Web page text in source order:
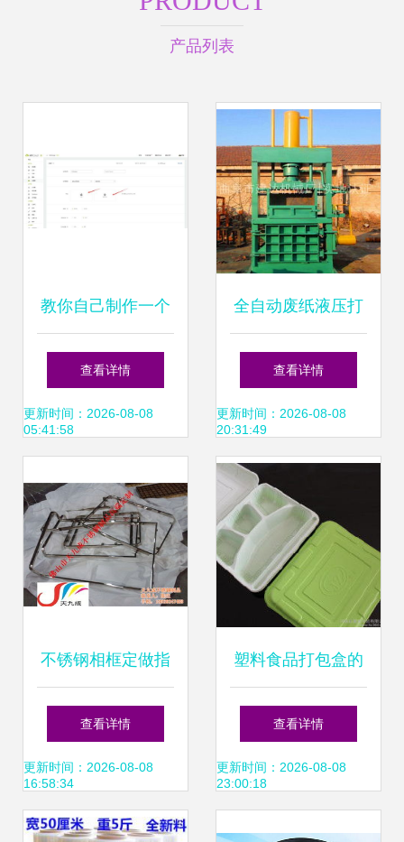
产品列表
教你自己制作一个
app,支持网站一键
打包封装app,一键
均可制作,
查看详情
更新时间：2026-08-08
05:41:58
全自动废纸液压打
包机 让废纸回收管
理更高效
查看详情
更新时间：2026-08-08
20:31:49
不锈钢相框定做指
南 从黑钛材质到在
线打包一步到位
查看详情
更新时间：2026-08-08
16:58:34
塑料食品打包盒的
价格、批发与厂家
资源全解析
查看详情
更新时间：2026-08-08
23:00:18